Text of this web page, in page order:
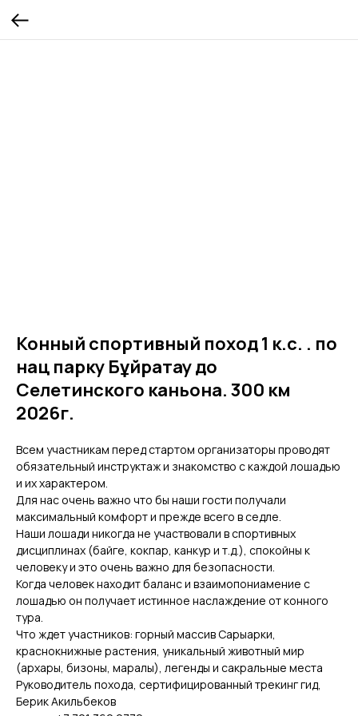
Конный спортивный поход 1 к.с. . по
нац парку Бұйратау до
Селетинского каньона. 300 км
2026г.
Всем участникам перед стартом организаторы проводят
обязательный инструктаж и знакомство с каждой лошадью
и их характером.
Для нас очень важно что бы наши гости получали
максимальный комфорт и прежде всего в седле.
Наши лошади никогда не участвовали в спортивных
дисциплинах (байге, кокпар, канкур и т.д.), спокойны к
человеку и это очень важно для безопасности.
Когда человек находит баланс и взаимопониамение с
лошадью он получает истинное наслаждение от конного
тура.
Что ждет участников: горный массив Сарыарки,
краснокнижные растения, уникальный животный мир
(архары, бизоны, маралы), легенды и сакральные места
Руководитель похода, сертифицированный трекинг гид,
Берик Акильбеков